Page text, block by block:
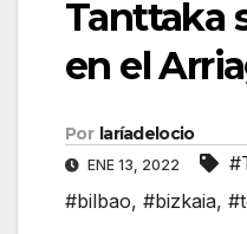
Tanttaka
en el
Por laríadelocio
ENE 13, 2022
#bilbao, #bizkaia,